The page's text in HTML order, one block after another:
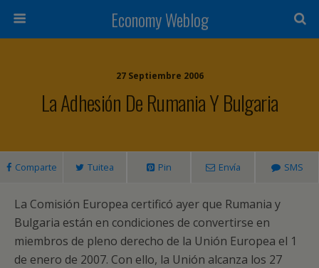
Economy Weblog
27 Septiembre 2006
La Adhesión De Rumania Y Bulgaria
Comparte Tuitea Pin Envía SMS
La Comisión Europea certificó ayer que Rumania y
Bulgaria están en condiciones de convertirse en
miembros de pleno derecho de la Unión Europea el 1
de enero de 2007. Con ello, la Unión alcanza los 27